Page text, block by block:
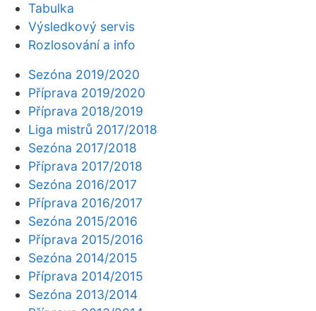
Tabulka
Výsledkový servis
Rozlosování a info
Sezóna 2019/2020
Příprava 2019/2020
Příprava 2018/2019
Liga mistrů 2017/2018
Sezóna 2017/2018
Příprava 2017/2018
Sezóna 2016/2017
Příprava 2016/2017
Sezóna 2015/2016
Příprava 2015/2016
Sezóna 2014/2015
Příprava 2014/2015
Sezóna 2013/2014